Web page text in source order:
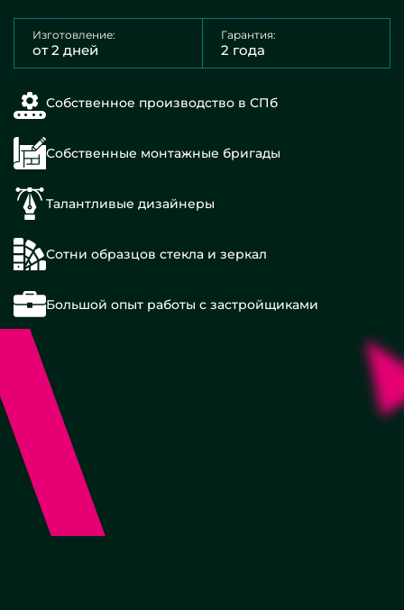
Изготовление:
от 2 дней
Гарантия:
2 года
Собственное производство в СПб
Собственные монтажные бригады
Талантливые дизайнеры
Сотни образцов стекла и зеркал
Большой опыт работы с застройщиками
Стеклянные
полки
Стеклянные